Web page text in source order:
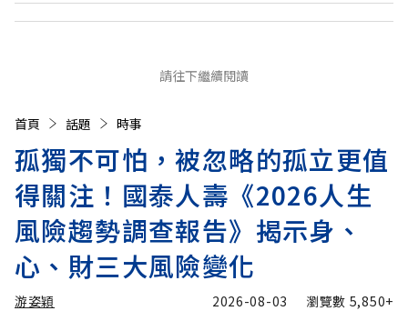
請往下繼續閱讀
首頁 話題 時事
孤獨不可怕，被忽略的孤立更值
得關注！國泰人壽《2026人生
風險趨勢調查報告》揭示身、
心、財三大風險變化
游姿穎 2026-08-03 瀏覽數 5,850+